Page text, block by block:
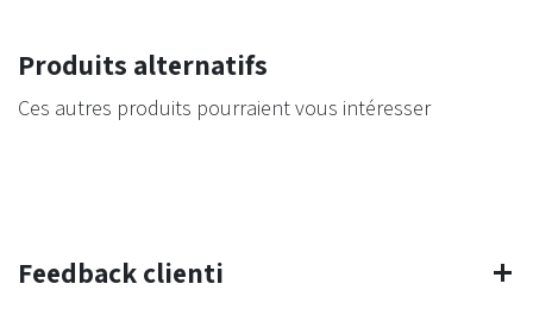
Produits alternatifs
Ces autres produits pourraient vous intéresser
Feedback clienti